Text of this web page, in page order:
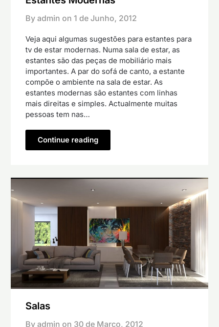
By admin on 1 de Junho, 2012
Veja aqui algumas sugestões para estantes para
tv de estar modernas. Numa sala de estar, as
estantes são das peças de mobiliário mais
importantes. A par do sofá de canto, a estante
compõe o ambiente na sala de estar. As
estantes modernas são estantes com linhas
mais direitas e simples. Actualmente muitas
pessoas tem nas…
Continue reading
Salas
By admin on 30 de Março, 2012